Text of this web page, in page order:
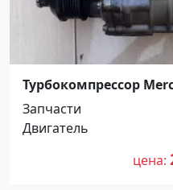
Турбокомпрессор
2007 Армавир
Запчасти
Двигатель
цена